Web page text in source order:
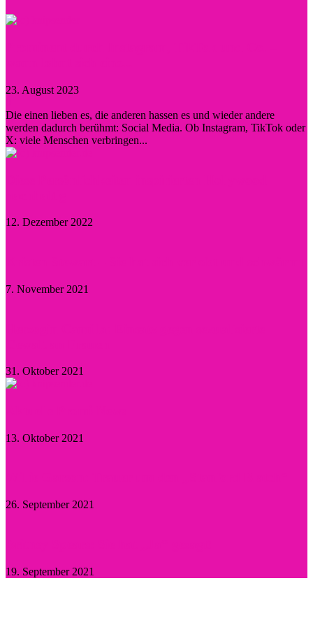
23. August 2023
Die einen lieben es, die anderen hassen es und wieder andere
werden dadurch berühmt: Social Media. Ob Instagram, TikTok oder
X: viele Menschen verbringen...
12. Dezember 2022
7. November 2021
31. Oktober 2021
13. Oktober 2021
26. September 2021
19. September 2021